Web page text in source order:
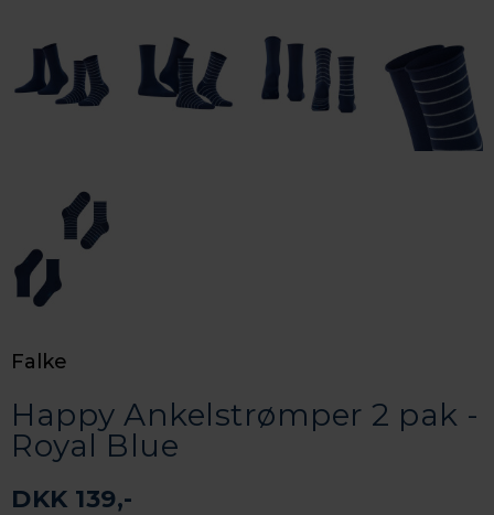
Falke
Happy Ankelstrømper 2 pak -
Royal Blue
DKK 139,-